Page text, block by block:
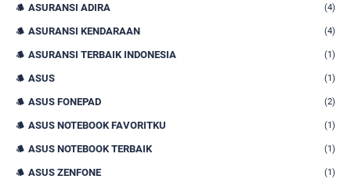
ASURANSI ADIRA (4)
ASURANSI KENDARAAN (4)
ASURANSI TERBAIK INDONESIA (1)
ASUS (1)
ASUS FONEPAD (2)
ASUS NOTEBOOK FAVORITKU (1)
ASUS NOTEBOOK TERBAIK (1)
ASUS ZENFONE (1)